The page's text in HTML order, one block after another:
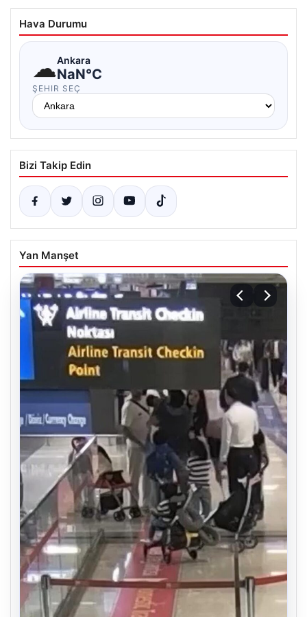
Hava Durumu
☁Ankara
NaN°C
ŞEHIR SEÇ
Bizi Takip Edin
Yan Manşet